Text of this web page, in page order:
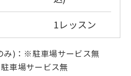
1レッスン
み)：※駐車場サービス無
車場サービス無
Japanese
version
of
this